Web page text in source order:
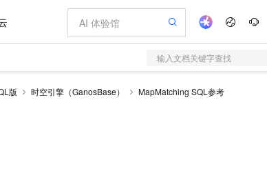
输入文档关键字查找
版 时空引擎（GanosBase）
MapMatching SQL参考
大模型服务平台百炼
到位
源旗舰模型
划
加速一人公司成长
AI 场景体验
红利
配置报价器
基础软件
产品伙伴合作计划
阿里云认证
市场活动